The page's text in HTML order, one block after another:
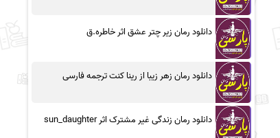
دانلود رمان زیر چتر عشق اثر خاطره.ق
دانلود رمان زهر زیبا از رینا کنت ترجمه فارسی
دانلود رمان زندگی غیر مشترک اثر sun_daughter